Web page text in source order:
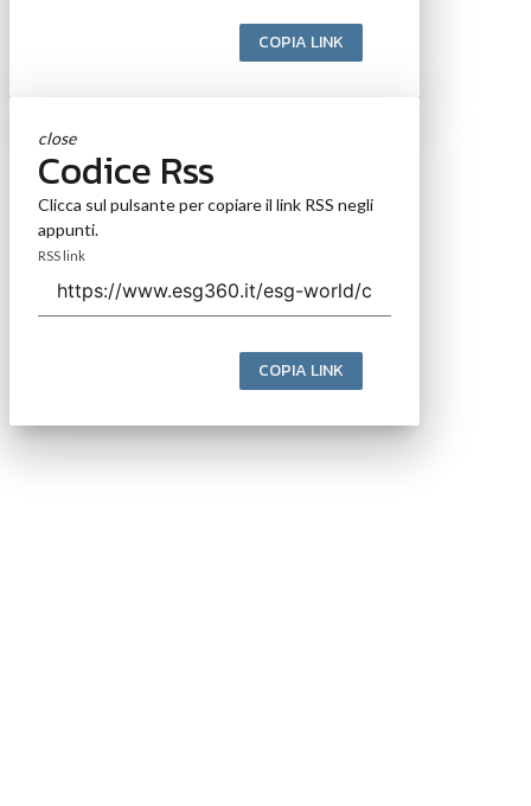
COPIA LINK
close
Codice Rss
Clicca sul pulsante per copiare il link RSS negli
appunti.
RSS link
COPIA LINK